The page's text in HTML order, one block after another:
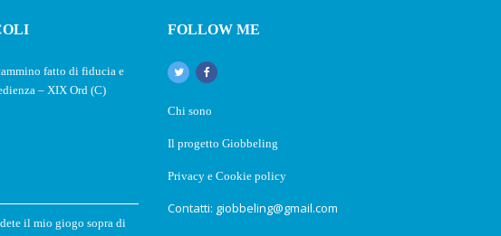
fatto di fiducia e
– XIX Ord (C)
il mio giogo sopra di
FOLLOW ME
Chi sono
Il progetto Giobbeling
Privacy e Cookie policy
Contatti: giobbeling@gmail.com